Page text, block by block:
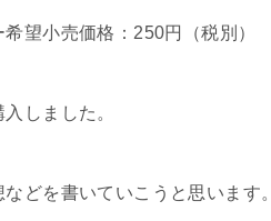
望小売価格：250円（税別）
しました。
どを書いていこうと思います。